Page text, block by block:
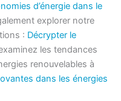
d’énergie dans le
explorer notre
: Décrypter le
les tendances
renouvelables à
dans les énergies